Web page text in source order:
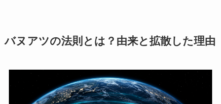
バヌアツの法則とは？由来と拡散した理由